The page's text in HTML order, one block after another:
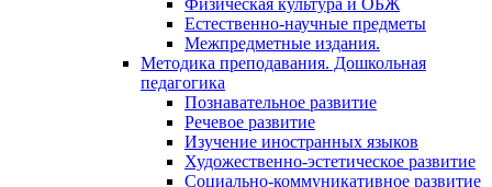
Физическая культура и ОБЖ
Естественно-научные предметы
Межпредметные издания.
Методика преподавания. Дошкольная
педагогика
Познавательное развитие
Речевое развитие
Изучение иностранных языков
Художественно-эстетическое развитие
Социально-коммуникативное развитие